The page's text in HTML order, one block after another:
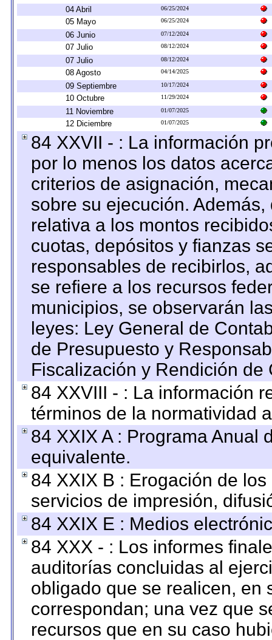
04 Abril 06/25/2024
05 Mayo 06/25/2024
06 Junio 07/12/2024
07 Julio 08/12/2024
07 Julio 08/12/2024
08 Agosto 04/14/2025
09 Septiembre 10/17/2024
10 Octubre 11/29/2024
11 Noviembre 01/07/2025
12 Diciembre 01/07/2025
84 XXVII - : La información
por lo menos los datos
criterios de asignación,
sobre su ejecución.
relativa a los montos
cuotas, depósitos y fianzas
responsables de recibirlos,
se refiere a los recursos
municipios, se observarán
leyes: Ley General de
de Presupuesto y
Fiscalización y Rendición
84 XXVIII - : La información
términos de la normatividad
84 XXIX A : Programa Anual
equivalente.
84 XXIX B : Erogación de
servicios de impresión,
84 XXIX E : Medios
84 XXX - : Los informes
auditorías concluidas al
obligado que se realicen, en
correspondan; una vez que
recursos que en su caso